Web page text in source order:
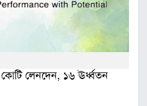
কোটি লেনদেন, ১৬ ঊর্ধ্বতন